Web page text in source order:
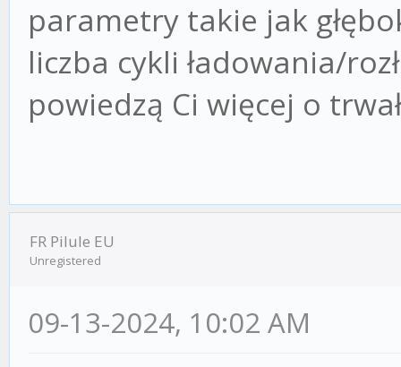
parametry takie jak
liczba cykli ładowania/
powiedzą Ci więcej o
FR Pilule EU
Unregistered
09-13-2024, 10:02 AM